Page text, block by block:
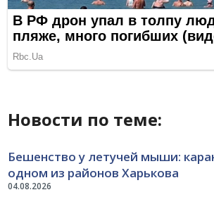
Новости по теме:
04.08.2026
Бешенство у летучей мыши:
одном из районов Харькова